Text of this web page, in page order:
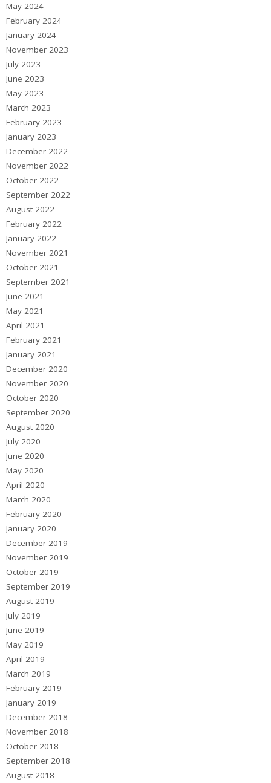
May 2024
February 2024
January 2024
November 2023
July 2023
June 2023
May 2023
March 2023
February 2023
January 2023
December 2022
November 2022
October 2022
September 2022
August 2022
February 2022
January 2022
November 2021
October 2021
September 2021
June 2021
May 2021
April 2021
February 2021
January 2021
December 2020
November 2020
October 2020
September 2020
August 2020
July 2020
June 2020
May 2020
April 2020
March 2020
February 2020
January 2020
December 2019
November 2019
October 2019
September 2019
August 2019
July 2019
June 2019
May 2019
April 2019
March 2019
February 2019
January 2019
December 2018
November 2018
October 2018
September 2018
August 2018